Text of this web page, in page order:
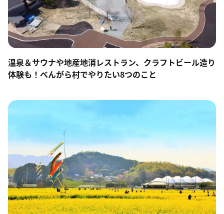
温泉＆サウナや地産地消レストラン、クラフトビール造り
体験も！べんがら村でやりたい8つのこと